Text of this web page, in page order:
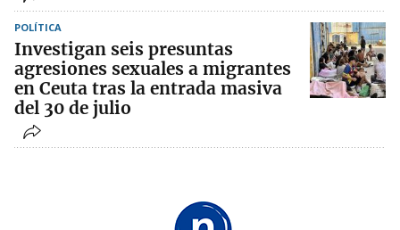
POLÍTICA
Investigan seis presuntas
agresiones sexuales a migrantes
en Ceuta tras la entrada masiva
del 30 de julio